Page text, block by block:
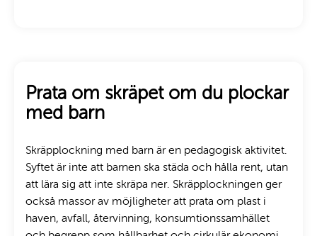
Prata om skräpet om du plockar
med barn
Skräpplockning med barn är en pedagogisk aktivitet.
Syftet är inte att barnen ska städa och hålla rent, utan
att lära sig att inte skräpa ner. Skräpplockningen ger
också massor av möjligheter att prata om plast i
haven, avfall, återvinning, konsumtionssamhället